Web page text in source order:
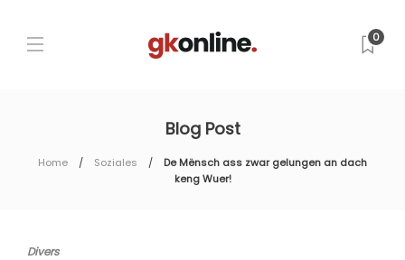
0
Blog Post
Home Soziales
De Mënsch ass zwar gelungen an dach
keng Wuer!
Divers